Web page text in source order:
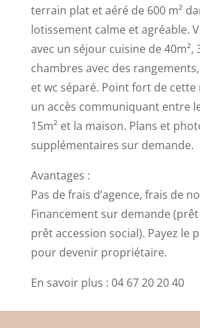
terrain plat et aéré de 600 m²
lotissement calme et agréable.
avec un séjour cuisine de 40m²,
chambres avec des
et wc séparé. Point fort de cette
un accès communiquant entre
15m² et la maison. Plans et
supplémentaires sur demande.
Avantages :
Pas de frais d’agence, frais de
Financement sur demande
prêt accession social). Payez le
pour devenir propriétaire.
En savoir plus : 04 67 20 20 40